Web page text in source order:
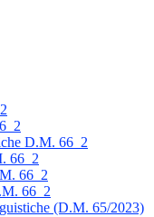
D.M. 66_2
66_2
66_2
66_2
(D.M. 65/2023)